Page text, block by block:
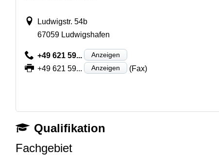
Ludwigstr. 54b
67059 Ludwigshafen
+49 621 59... Anzeigen
+49 621 59... Anzeigen (Fax)
Qualifikation
Fachgebiet